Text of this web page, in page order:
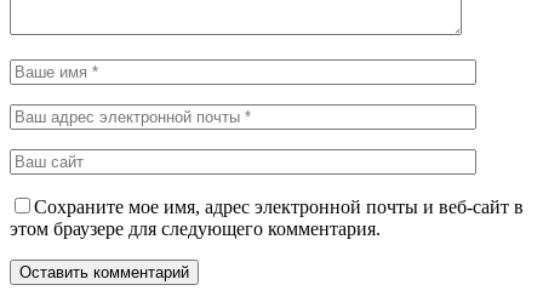
Сохраните мое имя, адрес электронной почты и веб-сайт в
этом браузере для следующего комментария.